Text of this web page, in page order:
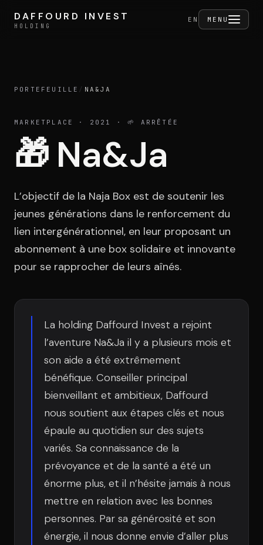
DAFFOURD INVEST
HOLDING
EN MENU
DAFFOURD INVEST
HOLDING
Portefeuille
Activités
Équipe
Témoignages
Contact
LE GROUPE
DIVA
VENTURE ARTISAN & STUDIO
DIMA
CONSEIL M&A AUGMENTÉ
PORTEFEUILLE / NA&JA
MARKETPLACE · 2021 · 🌱 ARRÊTÉE
🎁 Na&Ja
L’objectif de la Naja Box est de soutenir les
jeunes générations dans le renforcement du
lien intergénérationnel, en leur proposant un
abonnement à une box solidaire et innovante
pour se rapprocher de leurs aînés.
La holding Daffourd Invest a rejoint
l’aventure Na&Ja il y a plusieurs mois et
son aide a été extrêmement
bénéfique. Conseiller principal
bienveillant et ambitieux, Daffourd
nous soutient aux étapes clés et nous
épaule au quotidien sur des sujets
variés. Sa connaissance de la
prévoyance et de la santé a été un
énorme plus, et il n’hésite jamais à nous
mettre en relation avec les bonnes
personnes. Par sa générosité et son
énergie, il nous donne envie d’aller plus